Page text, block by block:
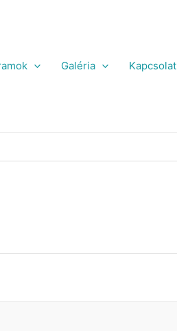
Galéria Kapcsolat